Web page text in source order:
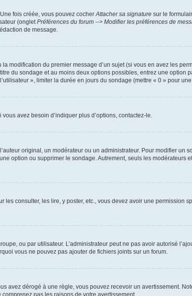
fois créée, vous pouvez cocherAttacher sa signature sur le
(ongletPréférences du forum --> Modifier les préférences de
de message.
modification du premier message d’un sujet (si vous en avez les
du sondage et au moins deux options possibles, entrez une
», limiter la durée en jours du sondage (mettre « 0 » pour
avez besoin d’indiquer plus d’options, contactez-le.
original, un modérateur ou un administrateur. Pour modifier un
option ou supprimer le sondage. Autrement, seuls les
consulter, les lire, y poster, etc., vous devez avoir une
ou par utilisateur. L’administrateur peut ne pas avoir autorisé
vous ne pouvez pas ajouter de fichiers joints sur un forum.
dérogé à une règle, vous pouvez recevoir un avertissement.
pas les raisons de votre avertissement.